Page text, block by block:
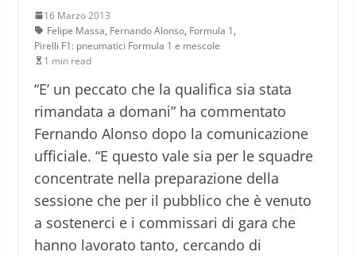
16 Marzo 2013
Felipe Massa, Fernando Alonso, Formula 1,
Pirelli F1: pneumatici Formula 1 e mescole
1 min read
“E’ un peccato che la qualifica sia stata
rimandata a domani” ha commentato
Fernando Alonso dopo la comunicazione
ufficiale. “E questo vale sia per le squadre
concentrate nella preparazione della
sessione che per il pubblico che è venuto
a sostenerci e i commissari di gara che
hanno lavorato tanto, cercando di